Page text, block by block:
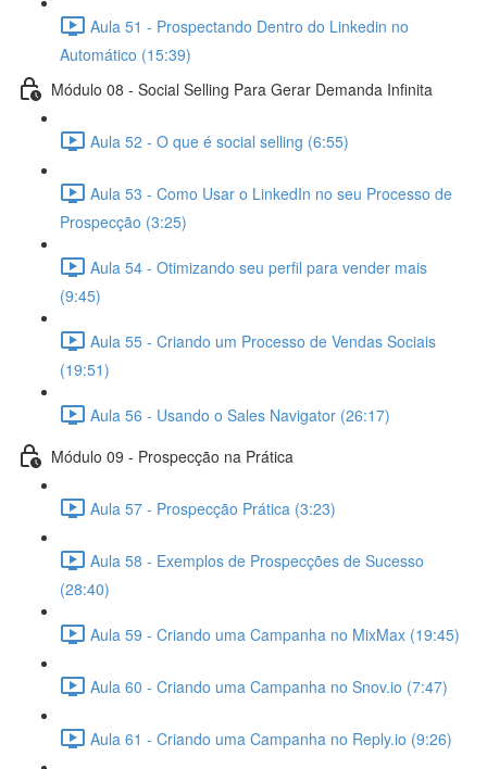
Aula 51 - Prospectando Dentro do Linkedin no
Automático (15:39)
Módulo 08 - Social Selling Para Gerar Demanda Infinita
Aula 52 - O que é social selling (6:55)
Aula 53 - Como Usar o LinkedIn no seu Processo de
Prospecção (3:25)
Aula 54 - Otimizando seu perfil para vender mais
(9:45)
Aula 55 - Criando um Processo de Vendas Sociais
(19:51)
Aula 56 - Usando o Sales Navigator (26:17)
Módulo 09 - Prospecção na Prática
Aula 57 - Prospecção Prática (3:23)
Aula 58 - Exemplos de Prospecções de Sucesso
(28:40)
Aula 59 - Criando uma Campanha no MixMax (19:45)
Aula 60 - Criando uma Campanha no Snov.io (7:47)
Aula 61 - Criando uma Campanha no Reply.io (9:26)